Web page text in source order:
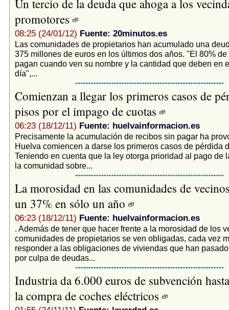
Un tercio de la deuda que ahoga a los
promotores
08:25 (24/01/12) Fuente: 20minutos.es
Las comunidades de propietarios han acumulado una
375 millones de euros en los últimos dos años. "El 80% de
pagan cuando ven su nombre y la cantidad que deben en
día",...
Comienzan a llegar los primeros casos de
pisos por el impago de cuotas
06:23 (18/12/11) Fuente: huelvainformacion.es
Precisamente la acumulación de recibos sin pagar ha
Huelva comiencen a darse los primeros casos de pérdida
Teniendo en cuenta que la ley otorga prioridad al pago de
la comunidad sobre...
La morosidad en las comunidades de
un 37% en sólo un año
06:23 (18/12/11) Fuente: huelvainformacion.es
. Además de tener que hacer frente a la morosidad de los
comunidades de propietarios se ven obligadas, cada vez
responder a las obligaciones de viviendas que han
por culpa de deudas...
Industria da 6.000 euros de subvención
la compra de coches eléctricos